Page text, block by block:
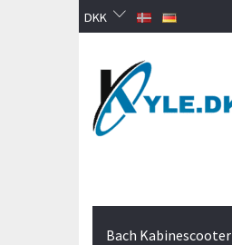
DKK
Bach Kabinescooter